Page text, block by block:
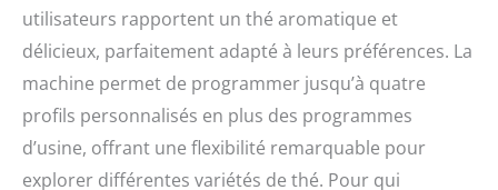
utilisateurs rapportent un thé aromatique et
délicieux, parfaitement adapté à leurs préférences. La
machine permet de programmer jusqu’à quatre
profils personnalisés en plus des programmes
d’usine, offrant une flexibilité remarquable pour
explorer différentes variétés de thé. Pour qui